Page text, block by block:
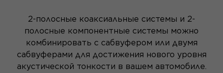
2-полосные коаксиальные системы и 2-
полосные компонентные системы можно
комбинировать с сабвуфером или двумя
сабвуферами для достижения нового уровня
акустической тонкости в вашем автомобиле.